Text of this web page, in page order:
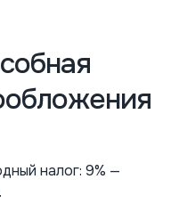
налог: 9% —